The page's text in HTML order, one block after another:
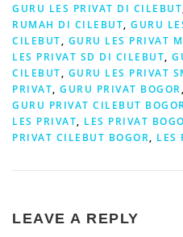
GURU LES PRIVAT DI CILEBUT
RUMAH DI CILEBUT, GURU
CILEBUT, GURU LES PRIVAT
LES PRIVAT SD DI CILEBUT,
CILEBUT, GURU LES PRIVAT
PRIVAT, GURU PRIVAT BOGOR,
GURU PRIVAT CILEBUT
LES PRIVAT, LES PRIVAT
PRIVAT CILEBUT BOGOR, LES
LEAVE A REPLY